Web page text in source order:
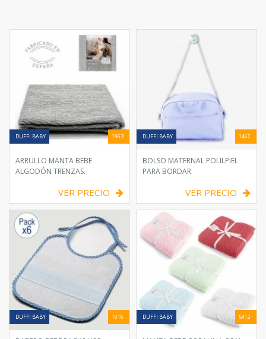
DUFFI BABY 1963
ARRULLO MANTA BEBE
ALGODÓN TRENZAS.
VER PRECIO
DUFFI BABY 1462
BOLSO MATERNAL POLILPIEL
PARA BORDAR
VER PRECIO
DUFFI BABY 1016 DUFFI BABY 5412